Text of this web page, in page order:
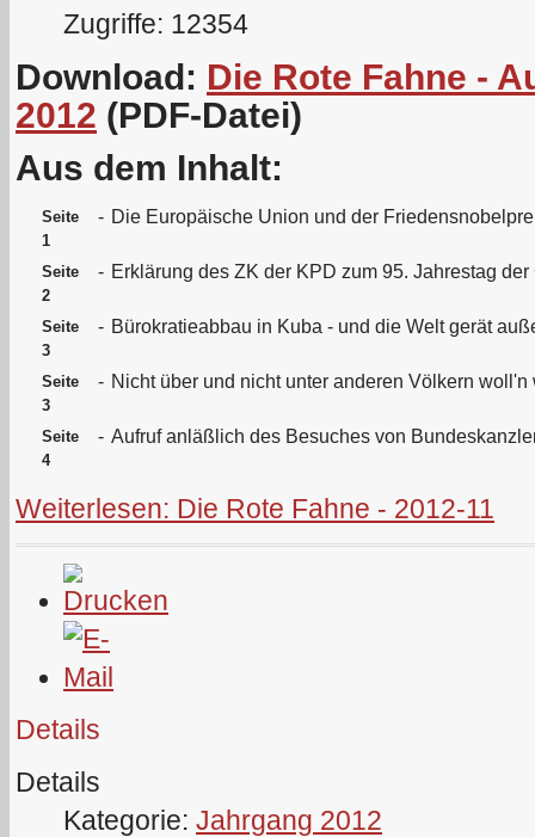
Zugriffe: 12354
Download: Die Rote Fahne -
2012 (PDF-Datei)
Aus dem Inhalt:
Seite
1
- Die Europäische Union und der
Seite
2
- Erklärung des ZK der KPD zum 95. Jahrestag
Seite
3
- Bürokratieabbau in Kuba - und die Welt gerät
Seite
3
- Nicht über und nicht unter anderen Völkern woll'n
Seite
4
- Aufruf anläßlich des Besuches von
Weiterlesen: Die Rote Fahne - 2012-11
Details
Details
Kategorie: Jahrgang 2012